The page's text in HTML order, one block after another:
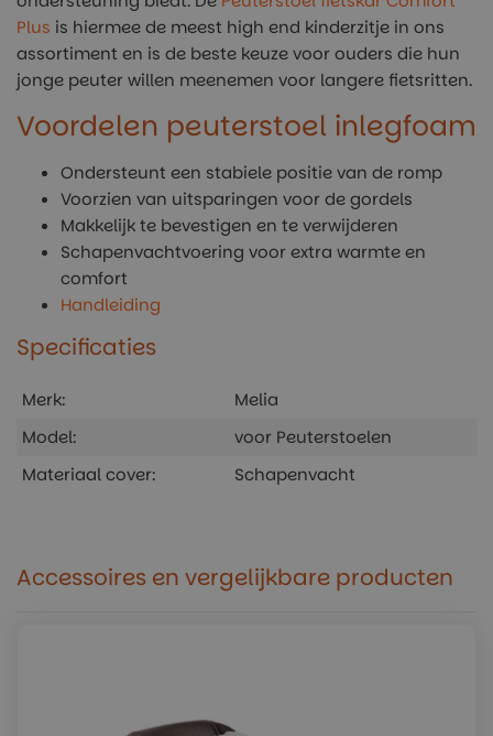
Plus is hiermee de meest high end kinderzitje in ons
assortiment en is de beste keuze voor ouders die hun
jonge peuter willen meenemen voor langere fietsritten.
Voordelen peuterstoel inlegfoam
Ondersteunt een stabiele positie van de romp
Voorzien van uitsparingen voor de gordels
Makkelijk te bevestigen en te verwijderen
Schapenvachtvoering voor extra warmte en
comfort
Handleiding
Specificaties
Merk:
Melia
Model:
voor Peuterstoelen
Materiaal cover:
Schapenvacht
Accessoires en vergelijkbare producten